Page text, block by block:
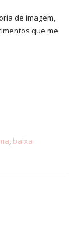
de imagem,
que me
, baixa